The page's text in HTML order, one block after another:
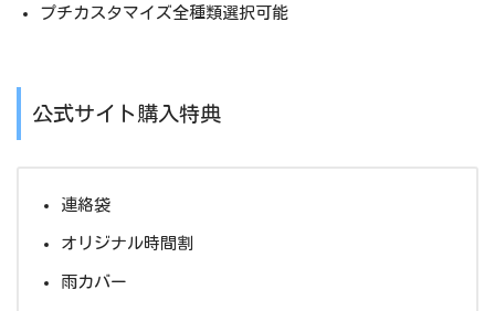
プチカスタマイズ全種類選択可能
公式サイト購入特典
連絡袋
オリジナル時間割
雨カバー